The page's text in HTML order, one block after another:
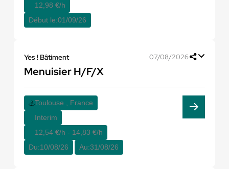
12,98 €/h
Début le:01/09/26
Yes ! Bâtiment 07/08/2026
Menuisier H/F/X
Toulouse , France
Interim
12,54 €/h - 14,83 €/h
Du:10/08/26 Au:31/08/26